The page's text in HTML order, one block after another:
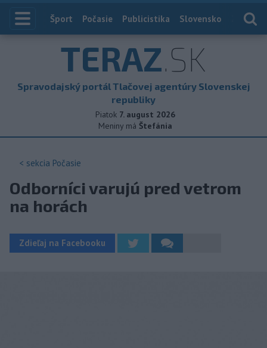
Index
Šport Počasie Publicistika Slovensko
TERAZ.SK
Spravodajský portál Tlačovej agentúry Slovenskej
republiky
Piatok 7. august 2026
Meniny má Štefánia
< sekcia Počasie
Odborníci varujú pred vetrom
na horách
Zdieľaj na Facebooku